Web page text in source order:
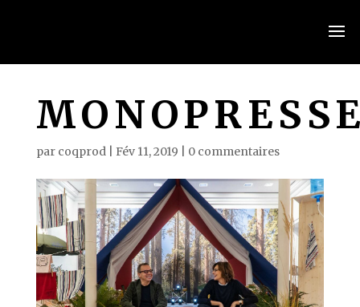
par coqprod| Fév 11, 2019 0 commentaires